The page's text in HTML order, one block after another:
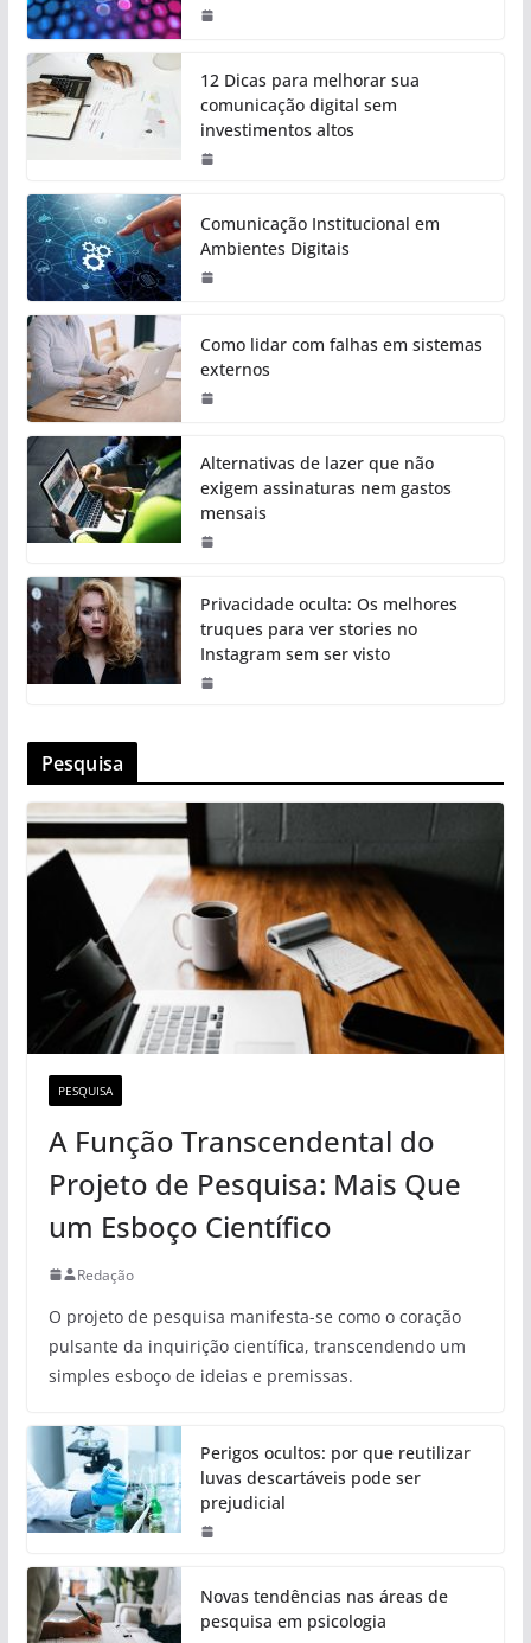
12 Dicas para melhorar sua
comunicação digital sem
investimentos altos
Comunicação Institucional em
Ambientes Digitais
Como lidar com falhas em sistemas
externos
Alternativas de lazer que não
exigem assinaturas nem gastos
mensais
Privacidade oculta: Os melhores
truques para ver stories no
Instagram sem ser visto
Pesquisa
PESQUISA
A Função Transcendental do
Projeto de Pesquisa: Mais Que
um Esboço Científico
Redação
O projeto de pesquisa manifesta-se como o coração
pulsante da inquirição científica, transcendendo um
simples esboço de ideias e premissas.
Perigos ocultos: por que reutilizar
luvas descartáveis pode ser
prejudicial
Novas tendências nas áreas de
pesquisa em psicologia